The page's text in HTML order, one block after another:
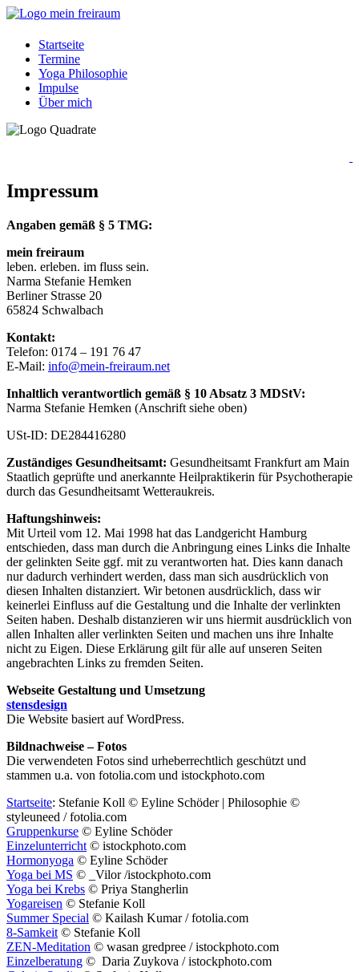
Startseite
Termine
Yoga Philosophie
Impulse
Über mich
Impressum
Angaben gemäß § 5 TMG:
mein freiraum
leben. erleben. im fluss sein.
Narma Stefanie Hemken
Berliner Strasse 20
65824 Schwalbach
Kontakt:
Telefon: 0174 – 191 76 47
E-Mail: info@mein-freiraum.net
Inhaltlich verantwortlich gemäß § 10 Absatz 3 MDStV:
Narma Stefanie Hemken (Anschrift siehe oben)
USt-ID: DE284416280
Zuständiges Gesundheitsamt: Gesundheitsamt Frankfurt am Main
Staatlich geprüfte und anerkannte Heilpraktikerin für Psychotherapie
durch das Gesundheitsamt Wetteraukreis.
Haftungshinweis:
Mit Urteil vom 12. Mai 1998 hat das Landgericht Hamburg
entschieden, dass man durch die Anbringung eines Links die Inhalte
der gelinkten Seite ggf. mit zu verantworten hat. Dies kann danach
nur dadurch verhindert werden, dass man sich ausdrücklich von
diesen Inhalten distanziert. Wir betonen ausdrücklich, dass wir
keinerlei Einfluss auf die Gestaltung und die Inhalte der verlinkten
Seiten haben. Deshalb distanzieren wir uns hiermit ausdrücklich von
allen Inhalten aller verlinkten Seiten und machen uns ihre Inhalte
nicht zu Eigen. Diese Erklärung gilt für alle auf unseren Seiten
angebrachten Links zu fremden Seiten.
Webseite Gestaltung und Umsetzung
stensdesign
Die Website basiert auf WordPress.
Bildnachweise – Fotos
Die verwendeten Fotos sind urheberrechtlich geschützt und
stammen u.a. von fotolia.com und istockphoto.com
Startseite: Stefanie Koll © Eyline Schöder | Philosophie ©
styleuneed / fotolia.com
Gruppenkurse © Eyline Schöder
Einzelunterricht © istockphoto.com
Hormonyoga © Eyline Schöder
Yoga bei MS © _Vilor/istockphoto.com
Yoga bei Krebs © Priya Stangherlin
Yogareisen © Stefanie Koll
Summer Special © Kailash Kumar / fotolia.com
8-Samkeit © Stefanie Koll
ZEN-Meditation © wasan gredpree / istockphoto.com
Einzelberatung © Daria Zuykova / istockphoto.com